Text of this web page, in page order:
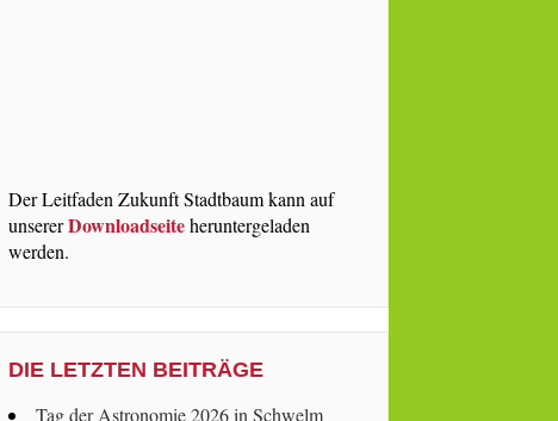
Der Leitfaden Zukunft Stadtbaum kann auf
unsererDownloadseiteheruntergeladen
werden.
DIE LETZTEN BEITRÄGE
Tag der Astronomie 2026 in Schwelm